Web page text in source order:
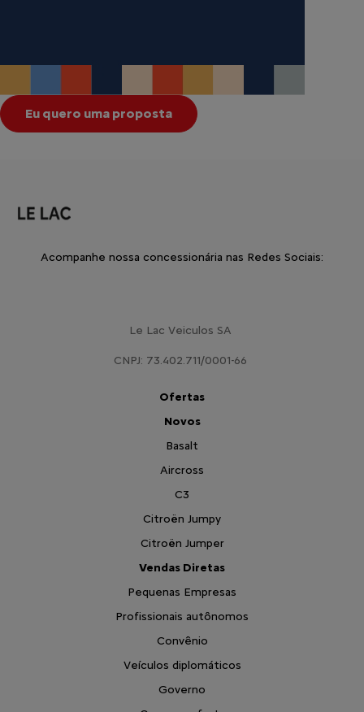
Eu quero uma proposta
Acompanhe nossa concessionária nas Redes Sociais:
Le Lac Veiculos SA
CNPJ: 73.402.711/0001-66
Ofertas
Novos
Basalt
Aircross
C3
Citroën Jumpy
Citroën Jumper
Vendas Diretas
Pequenas Empresas
Profissionais autônomos
Convênio
Veículos diplomáticos
Governo